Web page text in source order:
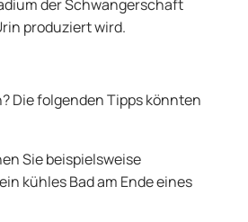
der Schwangerschaft
produziert wird.
Die folgenden Tipps könnten
Sie beispielsweise
kühles Bad am Ende eines